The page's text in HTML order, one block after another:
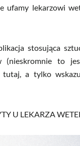
lekarzowi
stosująca
(nieskromnie to
tutaj, a tylko
U LEKARZA